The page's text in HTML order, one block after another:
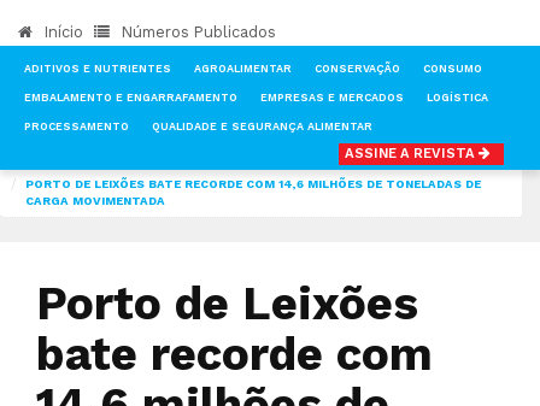
Início Números Publicados
ADITIVOS E NUTRIENTES AGROALIMENTAR CONSERVAÇÃO CONSUMO
EMBALAMENTO E ENGARRAFAMENTO EMPRESAS E MERCADOS LOGÍSTICA
PROCESSAMENTO QUALIDADE E SEGURANÇA ALIMENTAR
ASSINE A REVISTA
PORTO DE LEIXÕES BATE RECORDE COM 14,6 MILHÕES DE TONELADAS DE
CARGA MOVIMENTADA
Porto de Leixões
bate recorde com